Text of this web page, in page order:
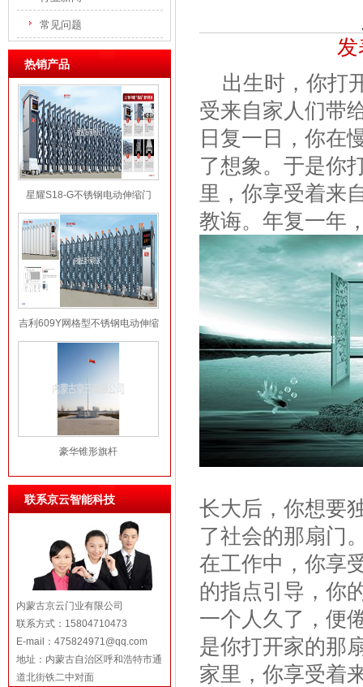
常见问题
热销产品
星耀S18-G不锈钢电动伸缩门
吉利609Y网格型不锈钢电动伸缩
门
豪华锥形旗杆
联系京云智能科技
内蒙古京云门业有限公司
联系方式：15804710473
E-mail：475824971@qq.com
地址：内蒙古自治区呼和浩特市通
道北街铁二中对面
发
出生时，你打
受来自家人们带
日复一日，你在
了想象。于是你
里，你享受着来
教诲。年复一年
长大后，你想要
了社会的那扇门
在工作中，你享
的指点引导，你
一个人久了，便
是你打开家的那
家里，你享受着